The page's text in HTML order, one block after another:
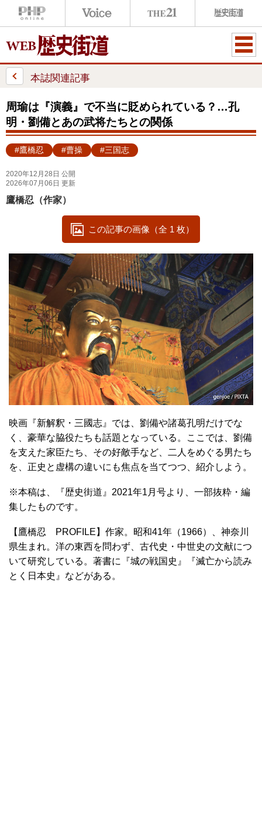
ME
本誌関連記事
周瑜は『演義』で不当に貶められている？…孔
明・劉備とあの武将たちとの関係
#鷹橋忍 #曹操 #三国志
2020年12月28日 公開
2026年07月06日 更新
鷹橋忍（作家）
この記事の画像（全 1 枚）
映画『新解釈・三國志』では、劉備や諸葛孔明だけでな
く、豪華な脇役たちも話題となっている。ここでは、劉備
を支えた家臣たち、その好敵手など、二人をめぐる男たち
を、正史と虚構の違いにも焦点を当てつつ、紹介しよう。
※本稿は、『歴史街道』2021年1月号より、一部抜粋・編
集したものです。
【鷹橋忍 PROFILE】作家。昭和41年（1966）、神奈川
県生まれ。洋の東西を問わず、古代史・中世史の文献につ
いて研究している。著書に『城の戦国史』『滅亡から読み
とく日本史』などがある。